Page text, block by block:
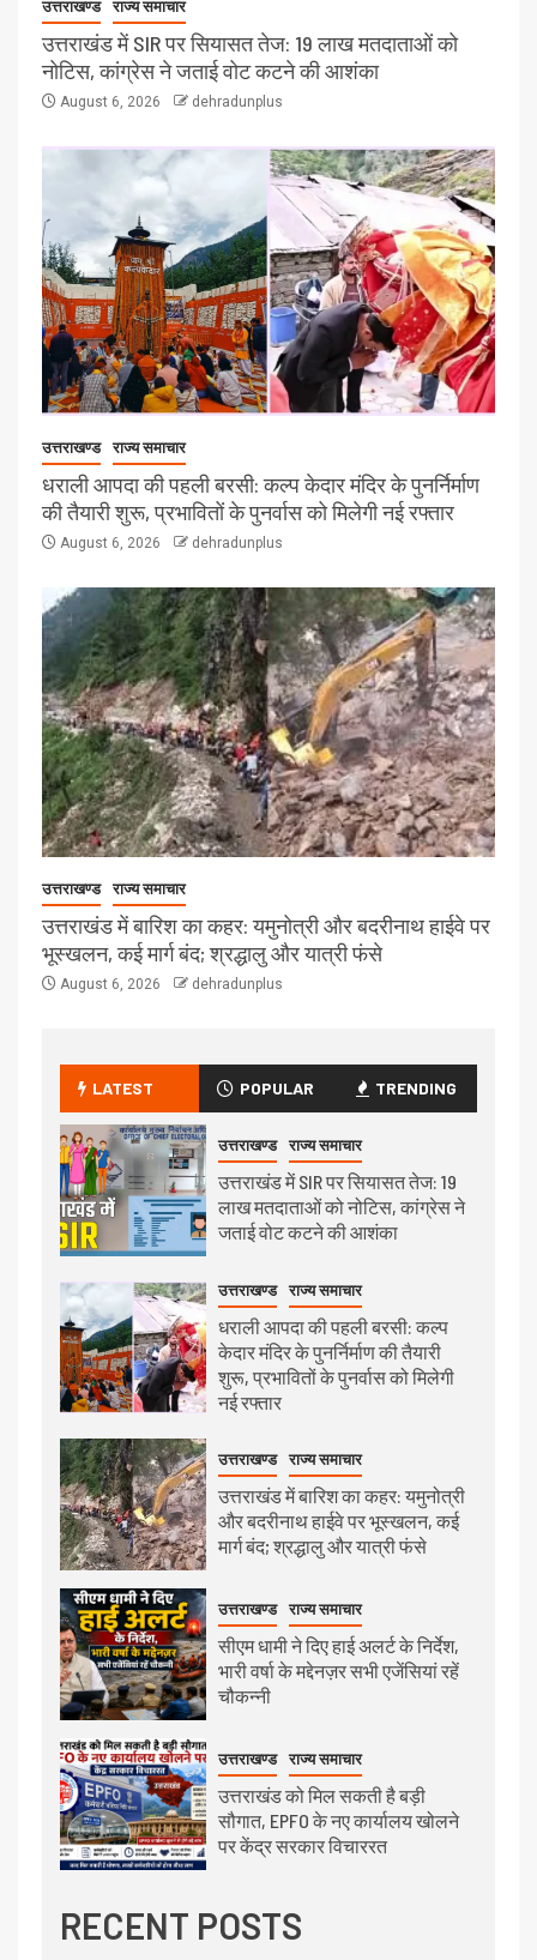
उत्तराखण्ड राज्य समाचार
उत्तराखंड में SIR पर सियासत तेज: 19 लाख मतदाताओं को
नोटिस, कांग्रेस ने जताई वोट कटने की आशंका
August 6, 2026 dehradunplus
उत्तराखण्ड राज्य समाचार
धराली आपदा की पहली बरसी: कल्प केदार मंदिर के पुनर्निर्माण
की तैयारी शुरू, प्रभावितों के पुनर्वास को मिलेगी नई रफ्तार
August 6, 2026 dehradunplus
उत्तराखण्ड राज्य समाचार
उत्तराखंड में बारिश का कहर: यमुनोत्री और बदरीनाथ हाईवे पर
भूस्खलन, कई मार्ग बंद; श्रद्धालु और यात्री फंसे
August 6, 2026 dehradunplus
LATEST POPULAR TRENDING
उत्तराखण्ड राज्य समाचार
उत्तराखंड में SIR पर सियासत तेज: 19
लाख मतदाताओं को नोटिस, कांग्रेस ने
जताई वोट कटने की आशंका
उत्तराखण्ड राज्य समाचार
धराली आपदा की पहली बरसी: कल्प
केदार मंदिर के पुनर्निर्माण की तैयारी
शुरू, प्रभावितों के पुनर्वास को मिलेगी
नई रफ्तार
उत्तराखण्ड राज्य समाचार
उत्तराखंड में बारिश का कहर: यमुनोत्री
और बदरीनाथ हाईवे पर भूस्खलन, कई
मार्ग बंद; श्रद्धालु और यात्री फंसे
उत्तराखण्ड राज्य समाचार
सीएम धामी ने दिए हाई अलर्ट के निर्देश,
भारी वर्षा के मद्देनज़र सभी एजेंसियां रहें
चौकन्नी
उत्तराखण्ड राज्य समाचार
उत्तराखंड को मिल सकती है बड़ी
सौगात, EPFO के नए कार्यालय खोलने
पर केंद्र सरकार विचाररत
RECENT POSTS